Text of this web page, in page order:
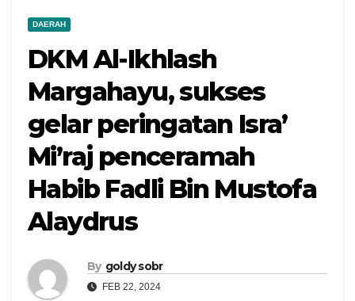
DAERAH
DKM Al-Ikhlash
Margahayu, sukses
gelar peringatan Isra’
Mi’raj penceramah
Habib Fadli Bin Mustofa
Alaydrus
By goldy sobr
FEB 22, 2024